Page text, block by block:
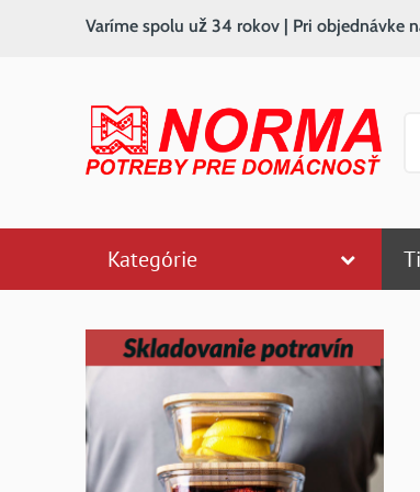
Varíme spolu už 34 rokov | Pri objednávke
Kategórie